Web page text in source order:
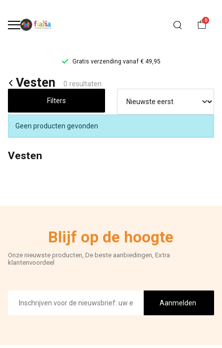
0
Gratis verzending vanaf € 49,95
Vesten
FiaLia
Kinderkleding
Vesten 0 resultaten
Filters
Geen producten gevonden
Vesten
Blijf op de hoogte
Onze nieuwste producten, De beste aanbiedingen, Extra
klantenvoordeel
mailadres
Aanmelden